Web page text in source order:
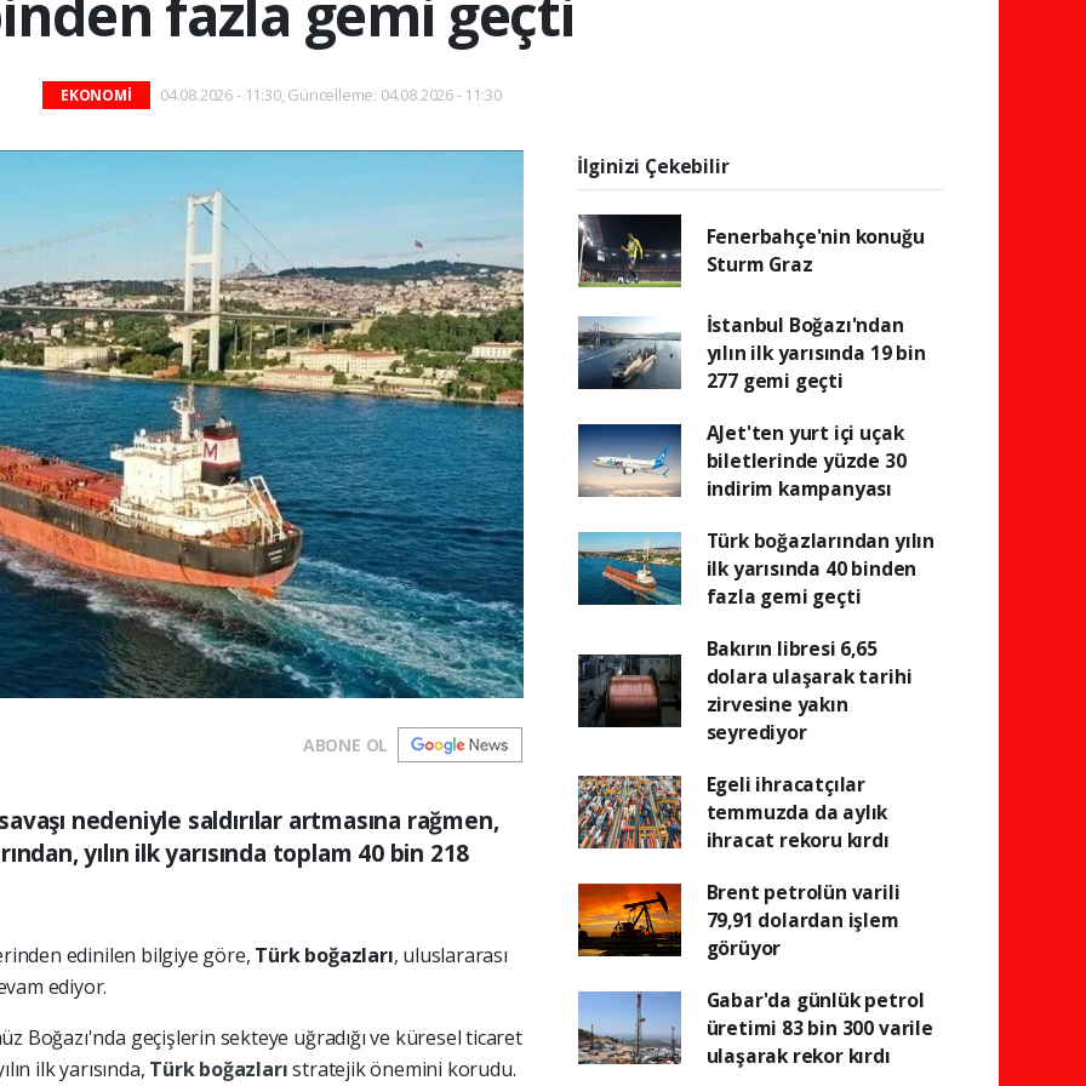
EKONOMİ 04.08.2026 - 11:30, Güncelleme: 04.08.2026 - 11:30
ABONE OL
nedeniyle saldırılar artmasına rağmen,
yılın ilk yarısında toplam 40 bin 218
edinilen bilgiye göre, Türk boğazları, uluslararası
ediyor.
Boğazı'nda geçişlerin sekteye uğradığı ve küresel ticaret
ilk yarısında, Türk boğazlarıstratejik önemini korudu.
İlginizi Çekebilir
Fenerbahçe'nin konuğu
Sturm Graz
İstanbul Boğazı'ndan
yılın ilk yarısında 19 bin
277 gemi geçti
AJet'ten yurt içi uçak
biletlerinde yüzde 30
indirim kampanyası
Türk boğazlarından yılın
ilk yarısında 40 binden
fazla gemi geçti
Bakırın libresi 6,65
dolara ulaşarak tarihi
zirvesine yakın
seyrediyor
Egeli ihracatçılar
temmuzda da aylık
ihracat rekoru kırdı
Brent petrolün varili
79,91 dolardan işlem
görüyor
Gabar'da günlük petrol
üretimi 83 bin 300 varile
ulaşarak rekor kırdı